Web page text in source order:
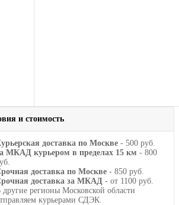
и стоимость
доставка по Москве - 500 руб.
МКАД курьером в пределах 15 км - 800
доставка по Москве - 850 руб.
доставка за МКАД - от 1100 руб.
другие регионы Московской области
курьерами СДЭК.